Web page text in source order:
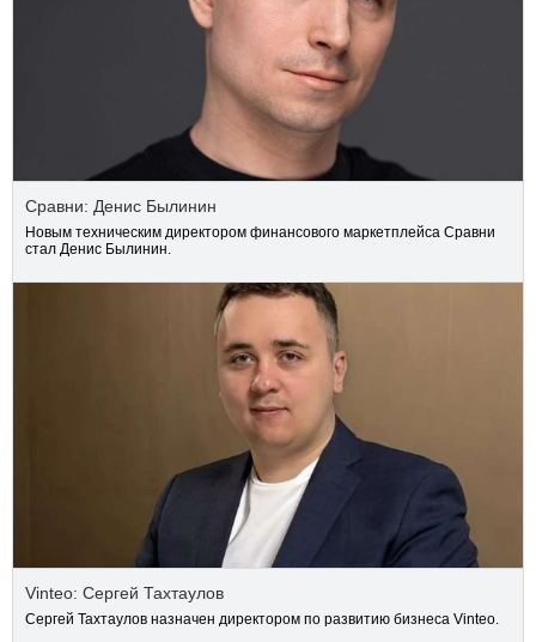
Сравни: Денис Былинин
Новым техническим директором финансового маркетплейса Сравни
стал Денис Былинин.
Vinteo: Сергей Тахтаулов
Сергей Тахтаулов назначен директором по развитию бизнеса Vinteo.